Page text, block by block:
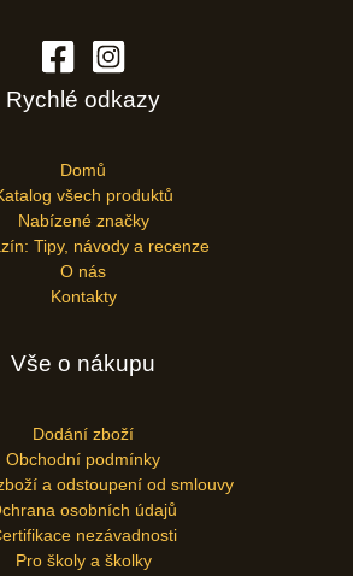
Rychlé odkazy
Domů
všech produktů
Nabízené značky
Tipy, návody a recenze
O nás
Kontakty
Vše o nákupu
Dodání zboží
Obchodní podmínky
a odstoupení od smlouvy
osobních údajů
nezávadnosti
Pro školy a školky